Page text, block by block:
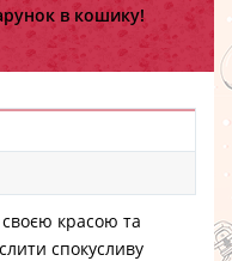
в кошику!
красою та
спокусливу